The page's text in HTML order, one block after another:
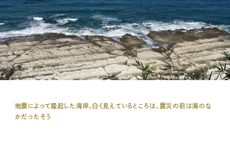
地震によって隆起した海岸。白く見えているところは、震災の前は海のな
かだったそう